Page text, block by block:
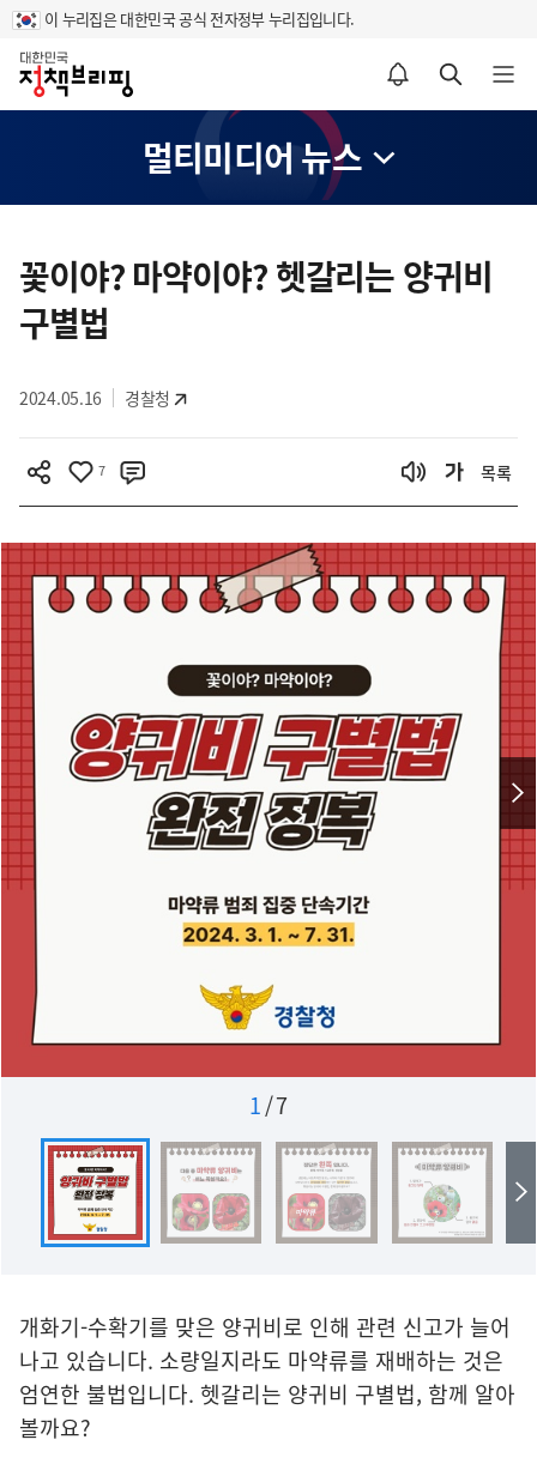
이 누리집은 대한민국 공식 전자정부 누리집입니다.
홈
알림설정 바로가기 검색 바로가기 메뉴 열기
멀티미디어 뉴스
텐
츠
영
꽃이야? 마약이야? 헷갈리는 양귀비
구별법
2024.05.16 경찰청
7 목록
1/7
개화기-수확기를 맞은 양귀비로 인해 관련 신고가 늘어
나고 있습니다. 소량일지라도 마약류를 재배하는 것은
엄연한 불법입니다. 헷갈리는 양귀비 구별법, 함께 알아
볼까요?